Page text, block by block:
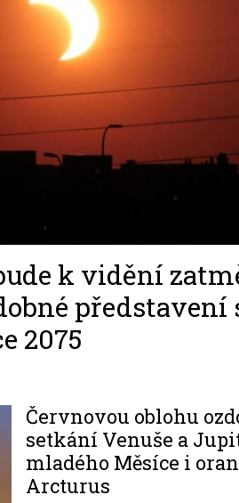
k vidění
představení
2075
Červnovou oblohu
setkání Venuše a
mladého Měsíce i
Arcturus